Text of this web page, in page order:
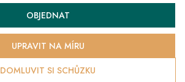
Měrná
cena:
OBJEDNAT
DOMLUVIT SI SCHŮZKU
UPRAVIT NA MÍRU